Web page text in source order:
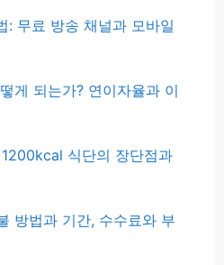
: 무료 방송 채널과 모바일
게 되는가? 연이자율과 이
식단의 장단점과
방법과 기간, 수수료와 부